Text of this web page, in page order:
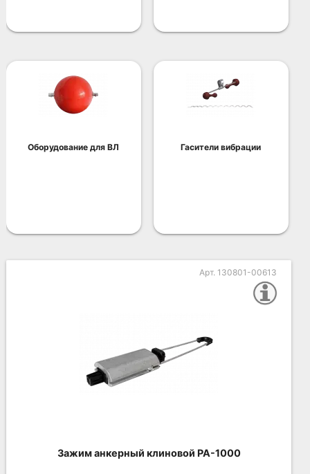
Оборудование для ВЛ Гасители вибрации
Арт. 130801-00613
Зажим анкерный клиновой PA-1000